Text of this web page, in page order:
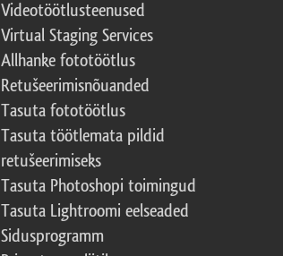
Videotöötlusteenused
Virtual Staging Services
Allhanke fototöötlus
Retušeerimisnõuanded
Tasuta fototöötlus
Tasuta töötlemata pildid
retušeerimiseks
Tasuta Photoshopi toimingud
Tasuta Lightroomi eelseaded
Sidusprogramm